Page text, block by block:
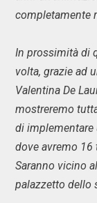
completamente
In prossimità di
volta, grazie ad
Valentina De
mostreremo
di implementare
dove avremo 16
Saranno vicino
palazzetto dello